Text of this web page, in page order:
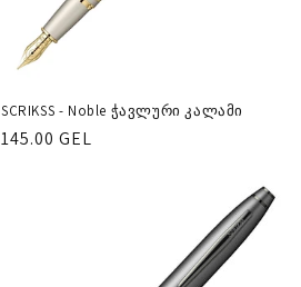
SCRIKSS - Noble ჭავლური კალამი
რეგულარული
145.00 GEL